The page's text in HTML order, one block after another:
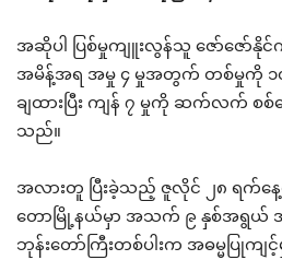
အဆိုပါ ပြစ်မှုကျူးလွန်သူ ဇော်ဇော်နိုင်
အမိန့်အရ အမှု ၄ မှုအတွက် တစ်မှုကို ၁၀
ချထားပြီး ကျန် ၇ မှုကို ဆက်လက် စစ်
သည်။
အလားတူ ပြီးခဲ့သည့် ဇူလိုင် ၂၈ ရက်နေ့
တောမြို့နယ်မှာ အသက် ၉ နှစ်အရွယ်
ဘုန်းတော်ကြီးတစ်ပါးက အဓမ္မပြုကျင့်